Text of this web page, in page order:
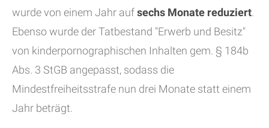
wurde von einem Jahr aufsechs Monate reduziert
Ebenso wurde der Tatbestand "Erwerb und Besitz"
von kinderpornographischen Inhalten gem. § 184b
Abs. 3 StGB angepasst, sodass die
Mindestfreiheitsstrafe nun drei Monate statt einem
Jahr beträgt.